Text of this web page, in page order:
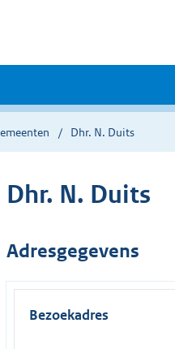
Dhr. N. Duits
Dhr. N. Duits
Adresgegevens
Bezoekadres